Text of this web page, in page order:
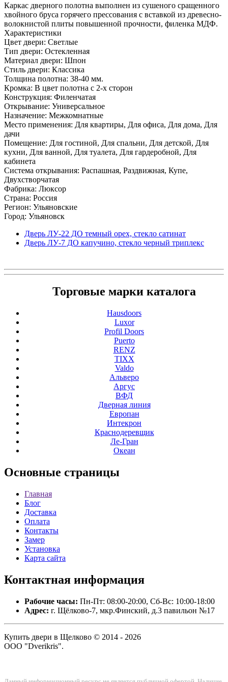
Каркас дверного полотна выполнен из сушеного сращенного
хвойного бруса горячего прессования с вставкой из древесно­
волокнистой плиты повышенной прочности, филенка МДФ.
Характеристики
Цвет двери: Светлые
Тип двери: Остекленная
Материал двери: Шпон
Стиль двери: Классика
Толщина полотна: 38-40 мм.
Кромка: В цвет полотна с 2-х сторон
Конструкция: Филенчатая
Открывание: Универсальное
Назначение: Межкомнатные
Место применения: Для квартиры, Для офиса, Для дома, Для
дачи
Помещение: Для гостиной, Для спальни, Для детской, Для
кухни, Для ванной, Для туалета, Для гардеробной, Для
кабинета
Система открывания: Распашная, Раздвижная, Купе,
Двухстворчатая
Фабрика: Люксор
Страна: Россия
Регион: Ульяновские
Город: Ульяновск
Дверь ЛУ-22 ДО темный орех, стекло сатинат
Дверь ЛУ-7 ДО капучино, стекло черный триплекс
Торговые марки каталога
Hausdoors
Luxor
Profil Doors
Puerto
RENZ
TIXX
Valdo
Альверо
Аргус
ВФД
Дверная линия
Европан
Интекрон
Краснодеревщик
Ле-Гран
Океан
Основные страницы
Главная
Блог
Доставка
Оплата
Контакты
Замер
Установка
Карта сайта
Контактная информация
Рабочие часы: Пн-Пт: 08:00-20:00, Сб-Вс: 10:00-18:00
Адрес: г. Щёлково-7, мкр.Финский, д.3 павильон №17
Купить двери в Щелково © 2014 - 2026
ООО "Dverikris".